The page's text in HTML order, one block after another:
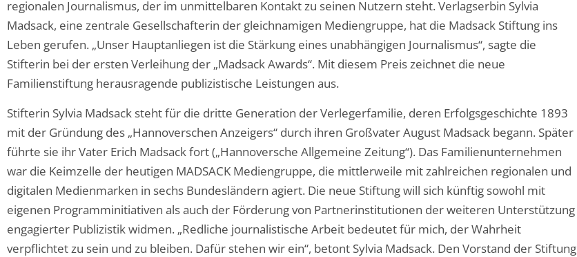
regionalen Journalismus, der im unmittelbaren Kontakt zu seinen Nutzern steht. Verlagserbin Sylvia
Madsack, eine zentrale Gesellschafterin der gleichnamigen Mediengruppe, hat die Madsack Stiftung ins
Leben gerufen. „Unser Hauptanliegen ist die Stärkung eines unabhängigen Journalismus“, sagte die
Stifterin bei der ersten Verleihung der „Madsack Awards“. Mit diesem Preis zeichnet die neue
Familienstiftung herausragende publizistische Leistungen aus.
Stifterin Sylvia Madsack steht für die dritte Generation der Verlegerfamilie, deren Erfolgsgeschichte 1893
mit der Gründung des „Hannoverschen Anzeigers“ durch ihren Großvater August Madsack begann. Später
führte sie ihr Vater Erich Madsack fort („Hannoversche Allgemeine Zeitung“). Das Familienunternehmen
war die Keimzelle der heutigen MADSACK Mediengruppe, die mittlerweile mit zahlreichen regionalen und
digitalen Medienmarken in sechs Bundesländern agiert. Die neue Stiftung will sich künftig sowohl mit
eigenen Programminitiativen als auch der Förderung von Partnerinstitutionen der weiteren Unterstützung
engagierter Publizistik widmen. „Redliche journalistische Arbeit bedeutet für mich, der Wahrheit
verpflichtet zu sein und zu bleiben. Dafür stehen wir ein“, betont Sylvia Madsack. Den Vorstand der Stiftung